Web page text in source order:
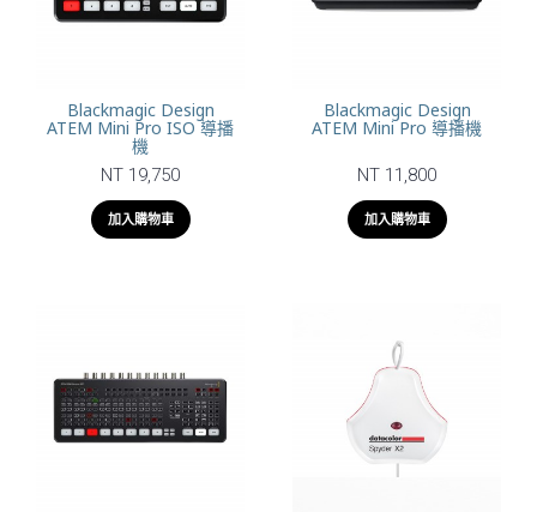
Blackmagic Design
ATEM Mini Pro ISO 導播
機
NT 19,750
加入購物車
Blackmagic Design
ATEM Mini Pro 導播機
NT 11,800
加入購物車